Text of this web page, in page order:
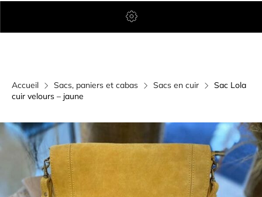
Accueil Sacs, paniers et cabas Sacs en cuir
Sac Lola
cuir velours – jaune